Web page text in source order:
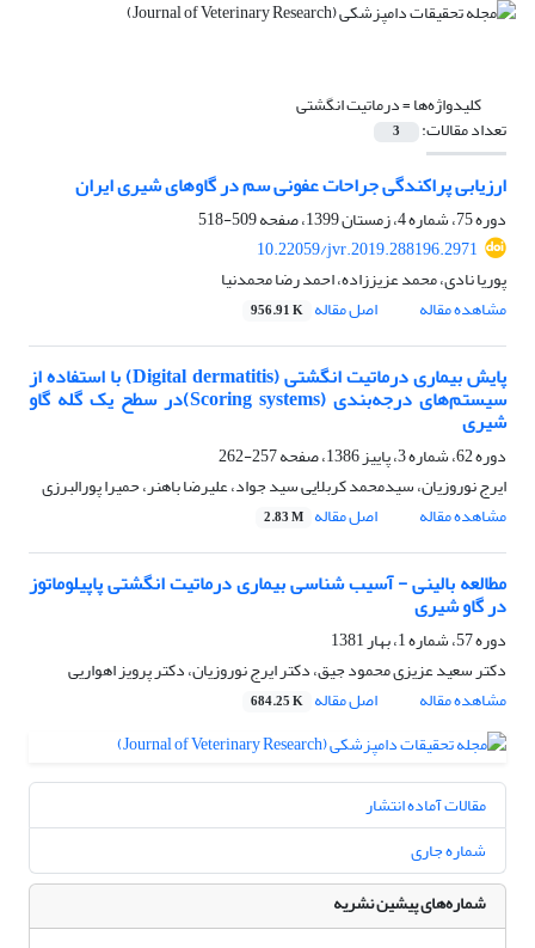
کلیدواژه‌ها =درماتیت انگشتی
تعداد مقالات: 3
ارزیابی پراکندگی جراحات عفونی سم در گاوهای شیری ایران
دوره 75، شماره 4، زمستان 1399، صفحه
509-518
10.22059/jvr.2019.288196.2971
پوریا نادی، محمد عزیززاده، احمد رضا محمدنیا
مشاهده مقاله
اصل مقاله 956.91 K
پایش بیماری درماتیت انگشتی ‌(Digital dermatitis) با استفاده از
سیستم‌های درجه‌بندی ‌(Scoring systems)در سطح یک گله گاو
شیری
دوره 62، شماره 3، پاییز 1386، صفحه
257-262
ایرج نوروزیان، سیدمحمد کربلایی سید جواد، علیرضا باهنر، حمیرا پورالبرزی
مشاهده مقاله
اصل مقاله 2.83 M
مطالعه بالینی - آسیب شناسی بیماری درماتیت انگشتی پاپیلوماتوز
در گاو شیری
دوره 57، شماره 1، بهار 1381
دکتر سعید عزیزی محمود جیق، دکتر ایرج نوروزیان، دکتر پرویز اهواریی
مشاهده مقاله
اصل مقاله 684.25 K
مقالات آماده انتشار
شماره جاری
شماره‌های پیشین نشریه